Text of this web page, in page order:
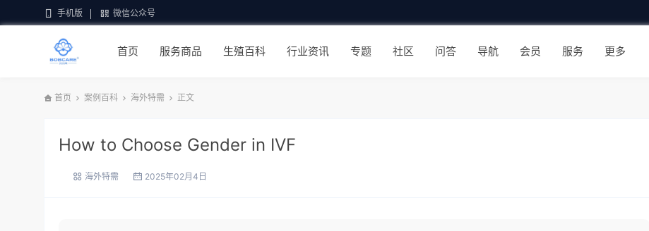
手机版 微信公众号
首页 服务商品 生殖百科 行业资讯 专题 社区 问答 导航 会员 服务 更多
首页 案例百科 海外特需 正文
How to Choose Gender in IVF
海外特需 2025年02月4日